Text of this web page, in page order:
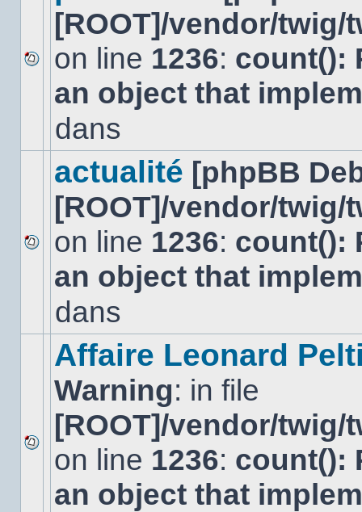
Aucun
nouveau
message
sujet.
[ROOT]/vendor/
on line 1236: count():
an object that
dans
Aucun
nouveau
message
sujet.
actualité [phpBB
[ROOT]/vendor/
on line 1236: count():
an object that
dans
Aucun
nouveau
message
non-
Affaire Leonard
Warning: in file
[ROOT]/vendor/
on line 1236: count():
an object that